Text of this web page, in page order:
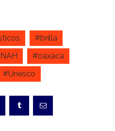
#brilla
#oaxaca
#Unesco